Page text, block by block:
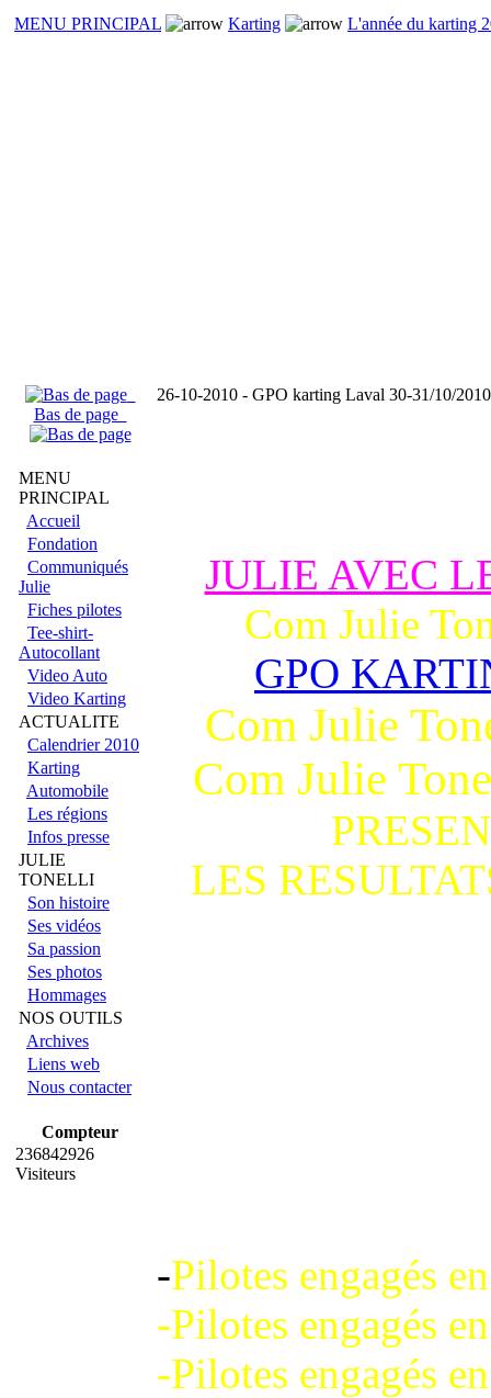
MENU PRINCIPAL Karting L'année du karting
Bas de page
MENU
PRINCIPAL
Accueil
Fondation
Communiqués
Julie
Fiches pilotes
Tee-shirt-
Autocollant
Video Auto
Video Karting
ACTUALITE
Calendrier 2010
Karting
Automobile
Les régions
Infos presse
JULIE
TONELLI
Son histoire
Ses vidéos
Sa passion
Ses photos
Hommages
NOS OUTILS
Archives
Liens web
Nous contacter
Compteur
236842926
Visiteurs
26-10-2010 - GPO karting Laval 30-31/10/
JULIE AVEC
Com Julie
GPO
Com Julie
Com Julie
LES
-Pilotes engagés
-Pilotes engagés
-Pilotes engagés